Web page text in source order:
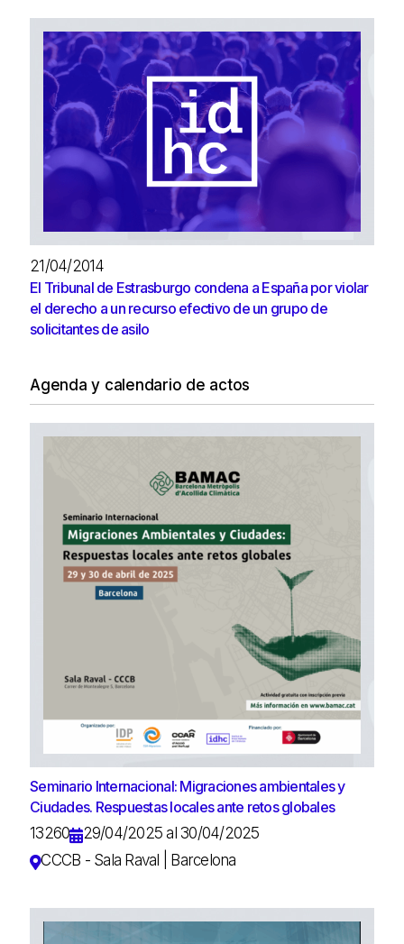
21/04/2014
El Tribunal de Estrasburgo condena a España por violar
el derecho a un recurso efectivo de un grupo de
solicitantes de asilo
Agenda y calendario de actos
Seminario Internacional: Migraciones ambientales y
Ciudades. Respuestas locales ante retos globales
13260
29/04/2025 al 30/04/2025
CCCB - Sala Raval | Barcelona